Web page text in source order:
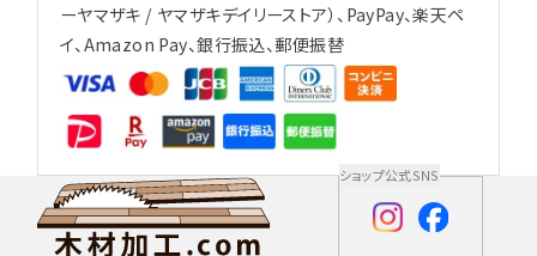
ーヤマザキ / ヤマザキデイリーストア）、PayPay、楽天ペ
イ、Amazon Pay、銀行振込、郵便振替
ショップ公式SNS